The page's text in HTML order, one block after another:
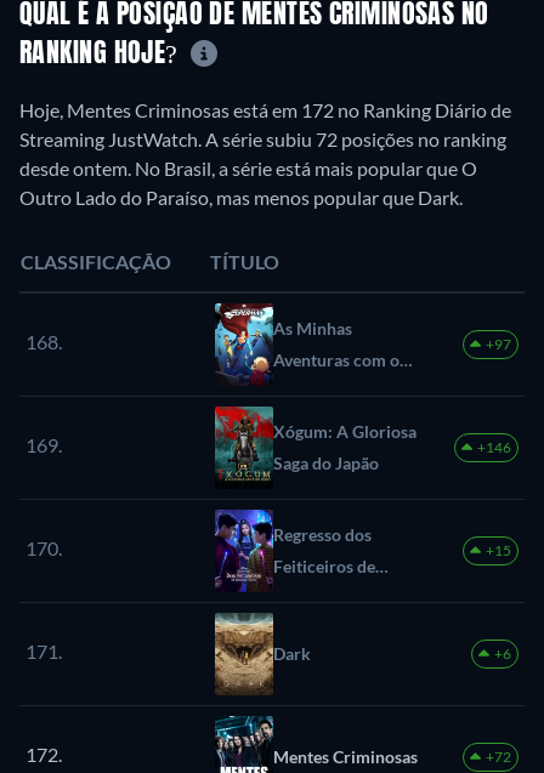
QUAL É A POSIÇÃO DE MENTES CRIMINOSAS NO
RANKING HOJE?
Hoje, Mentes Criminosas está em 172 no Ranking Diário de
Streaming JustWatch. A série subiu 72 posições no ranking
desde ontem. No Brasil, a série está mais popular que O
Outro Lado do Paraíso, mas menos popular que Dark.
CLASSIFICAÇÃO TÍTULO
168.
As Minhas
Aventuras com o
Superman
+97
169.
Xógum: A Gloriosa
Saga do Japão
+146
170.
Regresso dos
Feiticeiros de
Waverly Place
+15
171. Dark +6
172. Mentes Criminosas +72